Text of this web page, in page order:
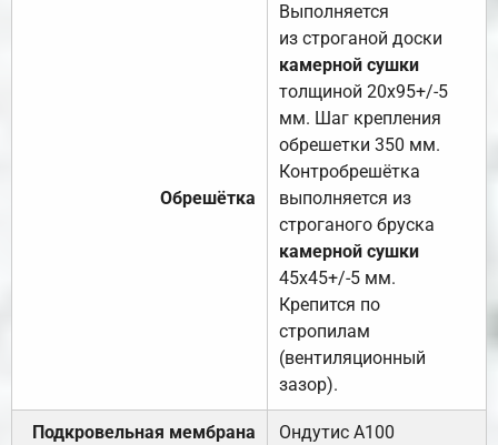
Обрешётка
Выполняется
из строганой доски
камерной сушки
толщиной 20х95+/-5
мм. Шаг крепления
обрешетки 350 мм.
Контробрешётка
выполняется из
строганого бруска
камерной сушки
45х45+/-5 мм.
Крепится по
стропилам
(вентиляционный
зазор).
Подкровельная мембрана Ондутис А100